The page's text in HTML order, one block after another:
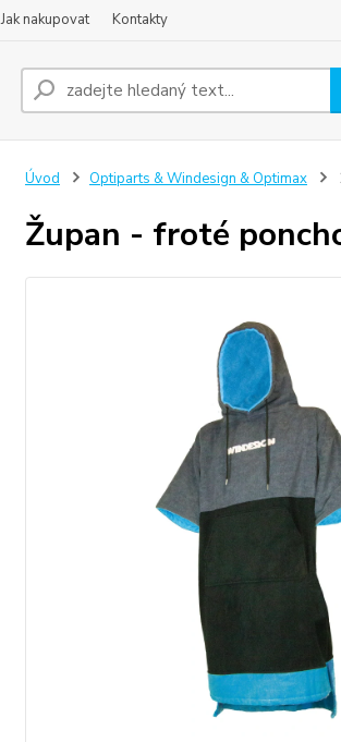
Jak nakupovat Kontakty
Úvod Optiparts & Windesign & Optimax
Župan - froté